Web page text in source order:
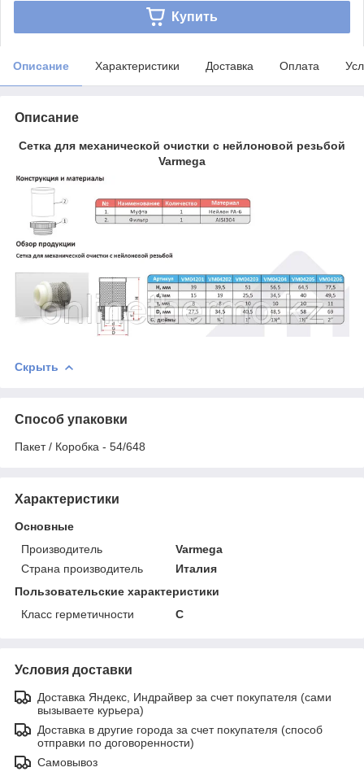
Купить
Описание Характеристики Доставка Оплата
Описание
Сетка для механической очистки с нейлоновой резьбой
Varmega
Скрыть
Способ упаковки
Пакет / Коробка - 54/648
Характеристики
Основные
Производитель
Varmega
Страна производитель
Италия
Пользовательские характеристики
Класс герметичности
С
Условия доставки
Доставка Яндекс, Индрайвер за счет покупателя (сами
вызываете курьера)
Доставка в другие города за счет покупателя (способ
отправки по договоренности)
Самовывоз